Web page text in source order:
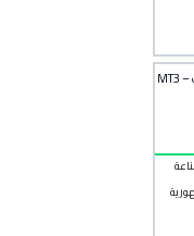
هولدر 32 مم – 3 MT مسلوب – MT3